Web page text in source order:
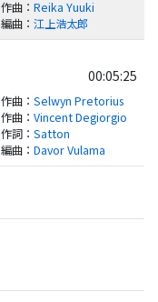
作曲： Reika Yuuki
編曲： 江上浩太郎
00:05:25
作曲： Selwyn Pretorius
作曲： Vincent Degiorgio
作詞： Satton
編曲： Davor Vulama